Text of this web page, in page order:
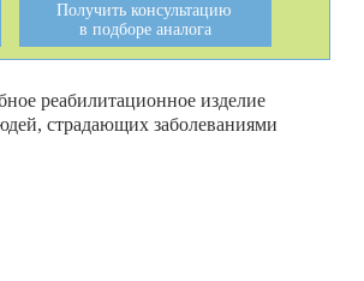
Получить консультацию
в подборе аналога
реабилитационное изделие
страдающих заболеваниями